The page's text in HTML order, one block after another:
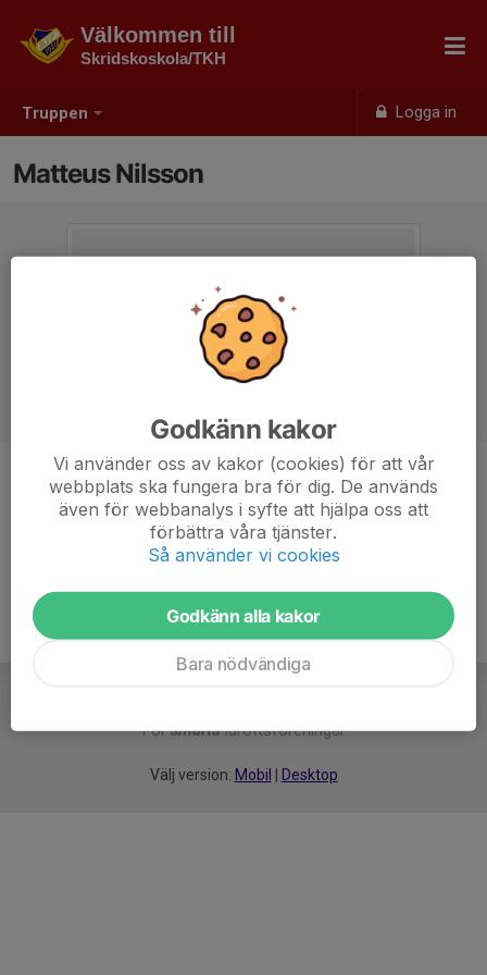
Truppen Logga in
Välkommen till
Skridskoskola/TKH
Matteus Nilsson
Position
-
8 år
Försmartaidrottsföreningar
Välj version: Mobil Desktop
Godkänn kakor
Vi använder oss av kakor (cookies) för att vår
webbplats ska fungera bra för dig. De används
även för webbanalys i syfte att hjälpa oss att
förbättra våra tjänster.
Så använder vi cookies
Godkänn alla kakor
Bara nödvändiga